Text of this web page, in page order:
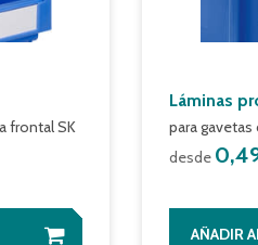
frontal SK
Láminas
para
desde
AÑADIR